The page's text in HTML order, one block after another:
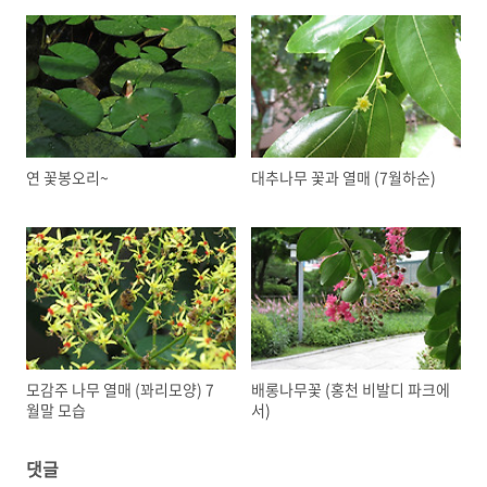
연 꽃봉오리~ 대추나무 꽃과 열매 (7월하순)
모감주 나무 열매 (꽈리모양) 7
월말 모습
배롱나무꽃 (홍천 비발디 파크에
서)
댓글